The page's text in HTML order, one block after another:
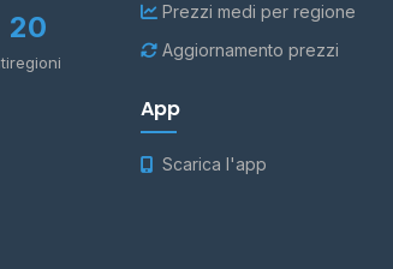
20
regioni
Prezzi medi per regione
Aggiornamento prezzi
App
Scarica l'app